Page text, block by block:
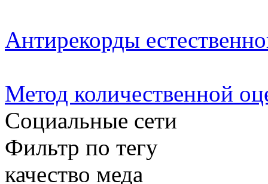
Антирекорды
Метод количественной
Социальные сети
Фильтр по тегу
качество меда